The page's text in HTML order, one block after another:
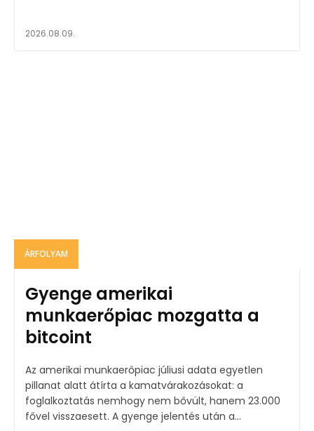
2026.08.09.
ÁRFOLYAM
Gyenge amerikai
munkaerőpiac mozgatta a
bitcoint
Az amerikai munkaerőpiac júliusi adata egyetlen
pillanat alatt átírta a kamatvárakozásokat: a
foglalkoztatás nemhogy nem bővült, hanem 23.000
fővel visszaesett. A gyenge jelentés után a...